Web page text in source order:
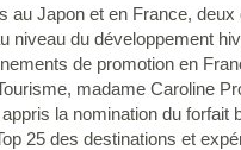
au Japon et en France,
niveau du développement
de promotion en
madame Caroline
la nomination du forfait
25 des destinations et